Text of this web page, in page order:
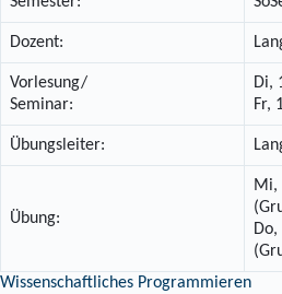
Dozent:
Vorlesung/
Seminar:
Di,
Fr,
Übungsleiter:
Übung:
Mi,
Do,
Wissenschaftliches Programmieren